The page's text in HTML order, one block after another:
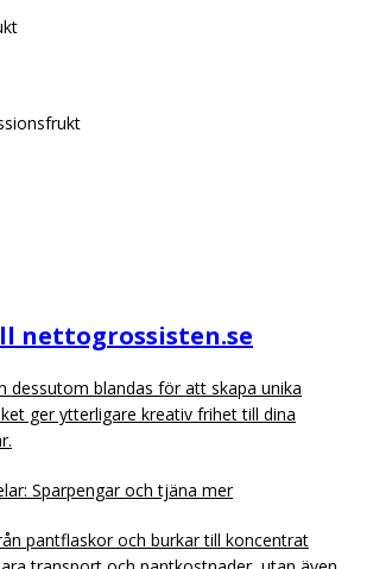
nettogrossisten.se
dessutom blandas för att skapa unika
ger ytterligare kreativ frihet till dina
Sparpengar och tjäna mer
pantflaskor och burkar till koncentrat